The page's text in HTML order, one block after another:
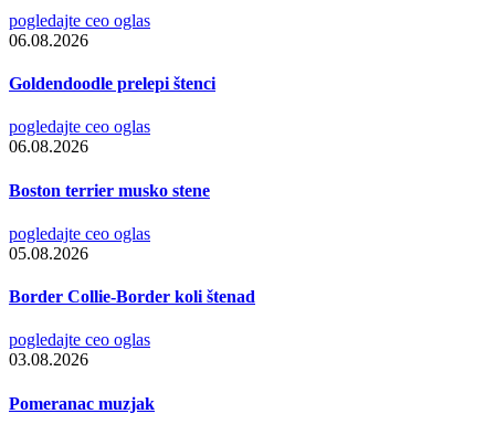
pogledajte ceo oglas
06.08.2026
Goldendoodle prelepi štenci
pogledajte ceo oglas
06.08.2026
Boston terrier musko stene
pogledajte ceo oglas
05.08.2026
Border Collie-Border koli štenad
pogledajte ceo oglas
03.08.2026
Pomeranac muzjak